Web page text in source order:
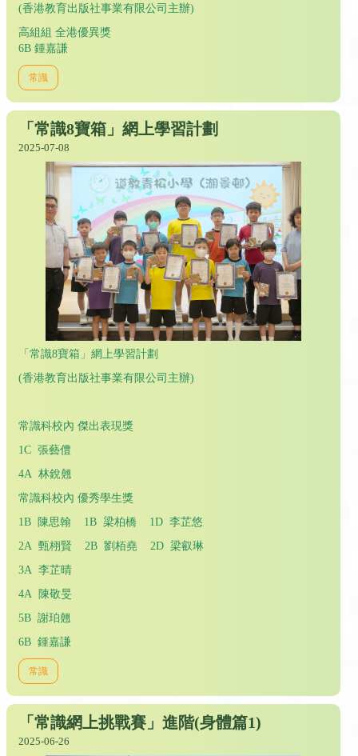
(香港教育出版社事業有限公司主辦)
高組組 全港優異獎
6B 鍾嘉謙
常識
「常識8寶箱」網上學習計劃
2025-07-08
「常識8寶箱」網上學習計劃
(香港教育出版社事業有限公司主辦)
常識科校內 傑出表現獎
1C 張藝僼
4A 林銳翹
常識科校內 優秀學生獎
1B 陳思翰 1B 梁柏橋 1D 李芷悠
2A 甄栩賢 2B 劉栢堯 2D 梁叡琳
3A 李芷晴
4A 陳敬旻
5B 謝珀翹
6B 鍾嘉謙
常識
「常識網上挑戰賽」進階(身體篇1)
2025-06-26